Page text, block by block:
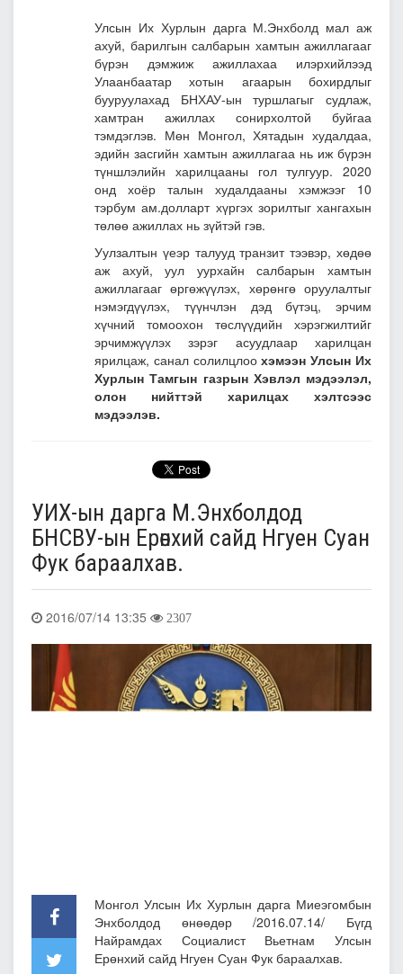
Улсын Их Хурлын дарга М.Энхболд мал аж
ахуй, барилгын салбарын хамтын ажиллагааг
бүрэн дэмжиж ажиллахаа илэрхийлээд
Улаанбаатар хотын агаарын бохирдлыг
бууруулахад БНХАУ-ын туршлагыг судлаж,
хамтран ажиллах сонирхолтой буйгаа
тэмдэглэв. Мөн Монгол, Хятадын худалдаа,
эдийн засгийн хамтын ажиллагаа нь иж бүрэн
түншлэлийн харилцааны гол тулгуур. 2020
онд хоёр талын худалдааны хэмжээг 10
тэрбум ам.долларт хүргэх зорилтыг хангахын
төлөө ажиллах нь зүйтэй гэв.
Уулзалтын үеэр талууд транзит тээвэр, хөдөө
аж ахуй, уул уурхайн салбарын хамтын
ажиллагааг өргөжүүлэх, хөрөнгө оруулалтыг
нэмэгдүүлэх, түүнчлэн дэд бүтэц, эрчим
хүчний томоохон төслүүдийн хэрэгжилтийг
эрчимжүүлэх зэрэг асуудлаар харилцан
ярилцаж, санал солилцлоохэмээн Улсын Их
Хурлын Тамгын газрын Хэвлэл мэдээлэл,
олон нийттэй харилцах хэлтсээс
мэдээлэв.
УИХ-ын дарга М.Энхболдод
БНСВУ-ын Ерөнхий сайд Нгуен Суан
Фук бараалхав.
2016/07/14 13:35 2307
Монгол Улсын Их Хурлын дарга Миеэгомбын
Энхболдод өнөөдөр /2016.07.14/ Бүгд
Найрамдах Социалист Вьетнам Улсын
Ерөнхий сайд Нгуен Суан Фук бараалхав.